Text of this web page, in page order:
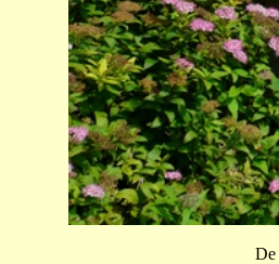
De